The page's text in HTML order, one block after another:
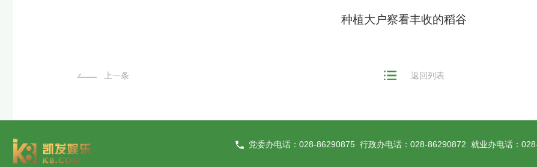
种植大户察看丰收的稻谷
上一条 返回列表
党委办电话：028-86290875 行政办电话：028-86290872 就业办电话：